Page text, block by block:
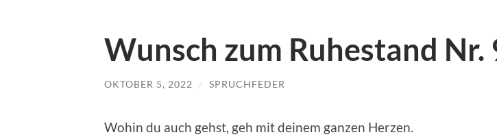
Wunsch zum Ruhestand Nr.
OKTOBER 5, 2022 / SPRUCHFEDER
Wohin du auch gehst, geh mit deinem ganzen Herzen.